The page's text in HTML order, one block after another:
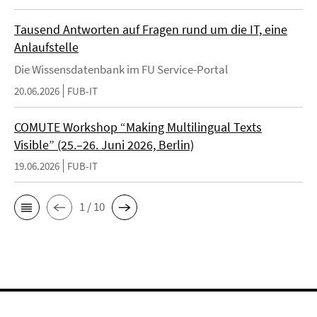
Tausend Antworten auf Fragen rund um die IT, eine
Anlaufstelle
Die Wissensdatenbank im FU Service-Portal
20.06.2026 FUB-IT
COMUTE Workshop “Making Multilingual Texts
Visible” (25.–26. Juni 2026, Berlin)
19.06.2026 FUB-IT
1 / 10